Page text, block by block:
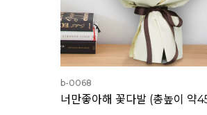
b-0068
너만좋아해 꽃다발 (총높이 약